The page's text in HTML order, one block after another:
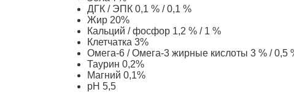
ДГК / ЭПК 0,1 % / 0,1 %
Жир 20%
Кальций / фосфор 1,2 % / 1 %
Клетчатка 3%
Омега-6 / Омега-3 жирные кислоты 3 % / 0,5
Таурин 0,2%
Магний 0,1%
pH 5,5